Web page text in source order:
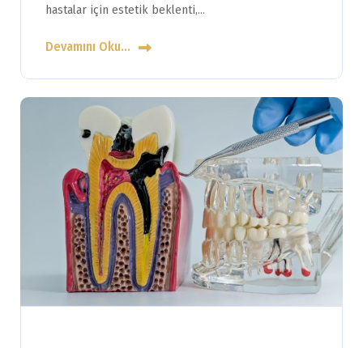
hastalar için estetik beklenti,…
Devamını Oku...